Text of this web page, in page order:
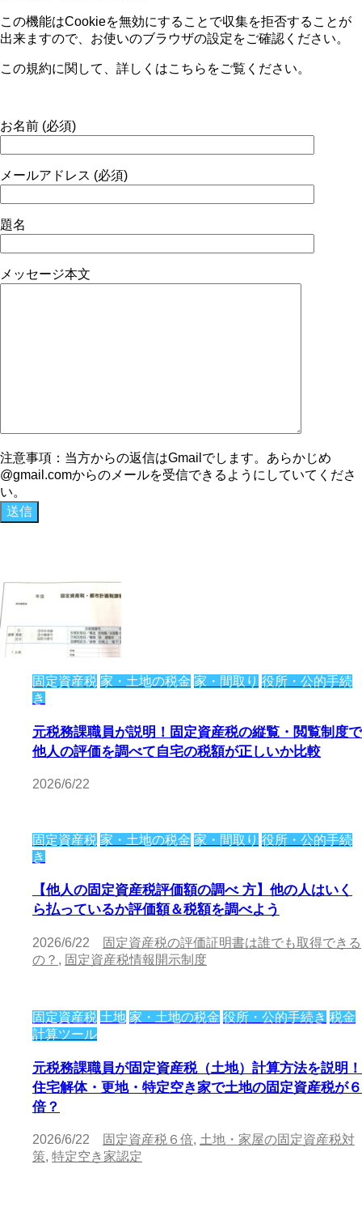
この機能はCookieを無効にすることで収集を拒否することが
出来ますので、お使いのブラウザの設定をご確認ください。
この規約に関して、詳しくはこちらをご覧ください。
お名前 (必須)
メールアドレス (必須)
題名
メッセージ本文
注意事項：当方からの返信はGmailでします。あらかじめ
@gmail.comからのメールを受信できるようにしていてくださ
い。
固定資産税 家・土地の税金 家・間取り 役所・公的手続
き
元税務課職員が説明！固定資産税の縦覧・閲覧制度で
他人の評価を調べて自宅の税額が正しいか比較
2026/6/22
固定資産税 家・土地の税金 家・間取り 役所・公的手続
き
【他人の固定資産税評価額の調べ 方】他の人はいく
ら払っているか評価額＆税額を調べよう
2026/6/22
固定資産税の評価証明書は誰でも取得できる
の？ , 固定資産税情報開示制度
固定資産税 土地 家・土地の税金 役所・公的手続き 税金
計算ツール
元税務課職員が固定資産税（土地）計算方法を説明！
住宅解体・更地・特定空き家で土地の固定資産税が６
倍？
2026/6/22 固定資産税６倍, 土地・家屋の固定資産税対
策, 特定空き家認定